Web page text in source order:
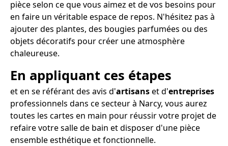
pièce selon ce que vous aimez et de vos besoins pour
en faire un véritable espace de repos. N'hésitez pas à
ajouter des plantes, des bougies parfumées ou des
objets décoratifs pour créer une atmosphère
chaleureuse.
En appliquant ces étapes
et en se référant des avis d'artisanset d'entreprises
professionnels dans ce secteur à Narcy, vous aurez
toutes les cartes en main pour réussir votre projet de
refaire votre salle de bain et disposer d'une pièce
ensemble esthétique et fonctionnelle.